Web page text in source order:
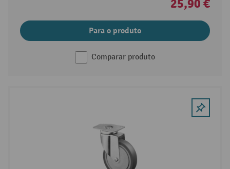
25,90 €
Para o produto
Comparar produto